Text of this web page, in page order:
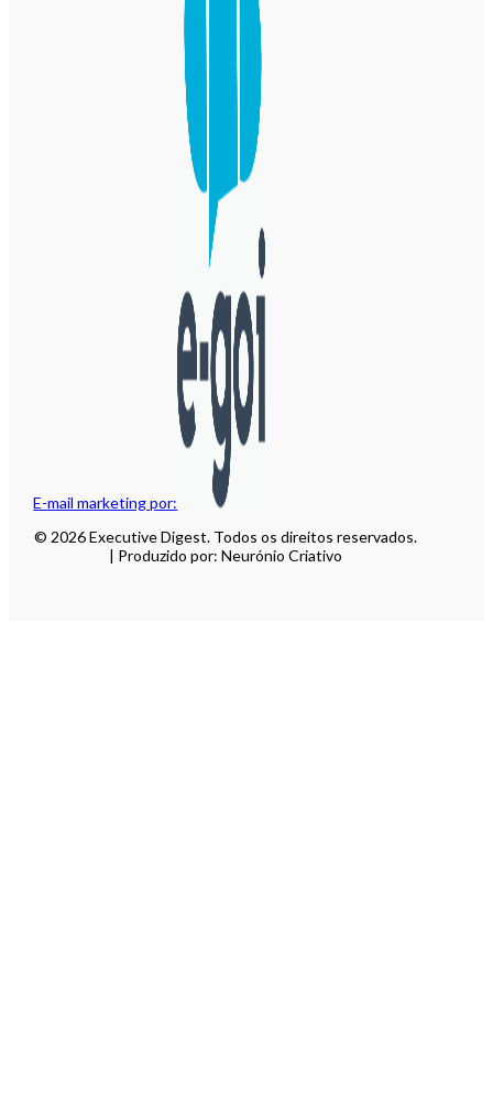
E-mail marketing por:
© 2026 Executive Digest. Todos os direitos reservados.
| Produzido por: Neurónio Criativo